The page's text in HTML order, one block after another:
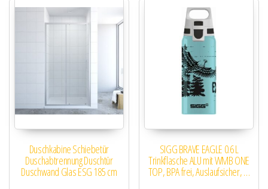
Duschkabine Schiebetür
Duschabtrennung Duschtür
Duschwand Glas ESG 185 cm
SIGG BRAVE EAGLE 0.6 L
Trinkflasche ALU mit WMB ONE
TOP, BPA frei, Auslaufsicher, …